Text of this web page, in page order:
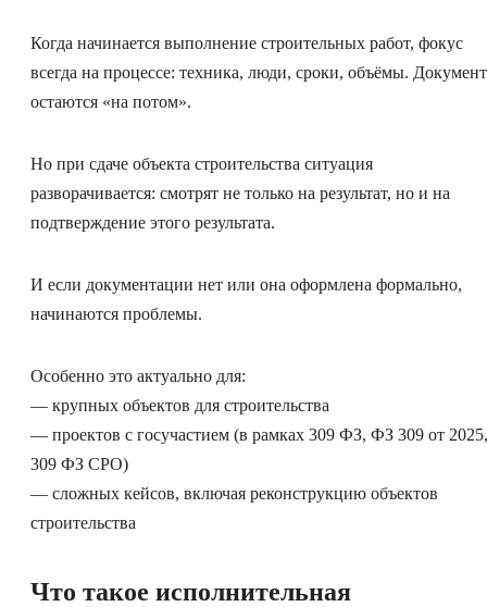
Когда начинается выполнение строительных работ, фокус
всегда на процессе: техника, люди, сроки, объёмы.
остаются «на потом».
Но при сдаче объекта строительства ситуация
разворачивается: смотрят не только на результат, но и на
подтверждение этого результата.
И если документации нет или она оформлена формально,
начинаются проблемы.
Особенно это актуально для:
— крупных объектов для строительства
— проектов с госучастием (в рамках 309 ФЗ, ФЗ 309 от 2025,
309 ФЗ СРО)
— сложных кейсов, включая реконструкцию объектов
строительства
Что такое исполнительная